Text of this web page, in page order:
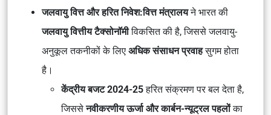
जलवायु वित्त और हरित निवेश:वित्त मंत्रालयने भारत की
जलवायु वित्तीय टैक्सोनॉमीविकसित की है, जिससे जलवायु-
अनुकूल तकनीकों के लिए अधिक संसाधन प्रवाहसुगम होता
है।
केंद्रीय बजट 2024-25हरित संक्रमण पर बल देता है,
जिससेनवीकरणीय ऊर्जा और कार्बन-न्यूट्रल पहलोंका